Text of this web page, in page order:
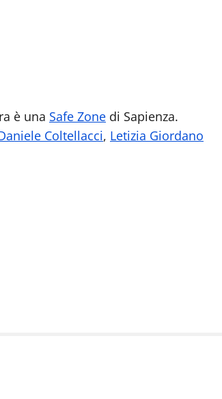
è una Safe Zone di Sapienza.
Coltellacci, Letizia Giordano